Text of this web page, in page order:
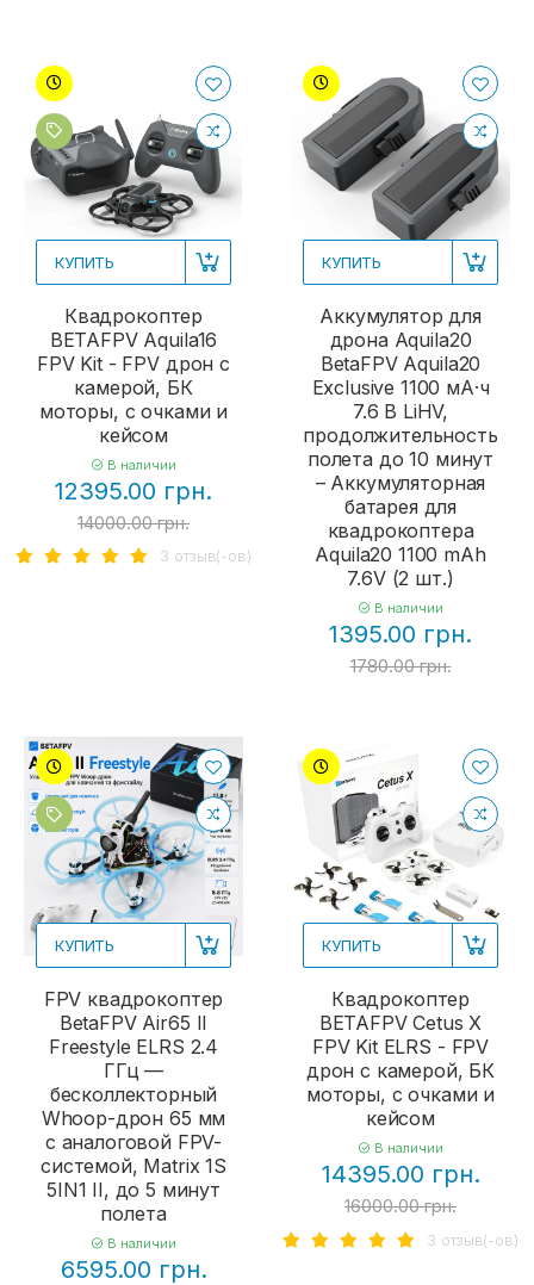
КУПИТЬ
Квадрокоптер
BETAFPV Aquila16
FPV Kit - FPV дрон с
камерой, БК
моторы, с очками и
кейсом
В наличии
12395.00 грн.
14000.00 грн.
3 отзыв(-ов)
КУПИТЬ
Аккумулятор для
дрона Aquila20
BetaFPV Aquila20
Exclusive 1100 мА·ч
7.6 В LiHV,
продолжительность
полета до 10 минут
– Аккумуляторная
батарея для
квадрокоптера
Aquila20 1100 mAh
7.6V (2 шт.)
В наличии
1395.00 грн.
1780.00 грн.
КУПИТЬ
FPV квадрокоптер
BetaFPV Air65 II
Freestyle ELRS 2.4
ГГц —
бесколлекторный
Whoop-дрон 65 мм
с аналоговой FPV-
системой, Matrix 1S
5IN1 II, до 5 минут
полета
В наличии
6595.00 грн.
КУПИТЬ
Квадрокоптер
BETAFPV Cetus X
FPV Kit ELRS - FPV
дрон с камерой, БК
моторы, с очками и
кейсом
В наличии
14395.00 грн.
16000.00 грн.
3 отзыв(-ов)